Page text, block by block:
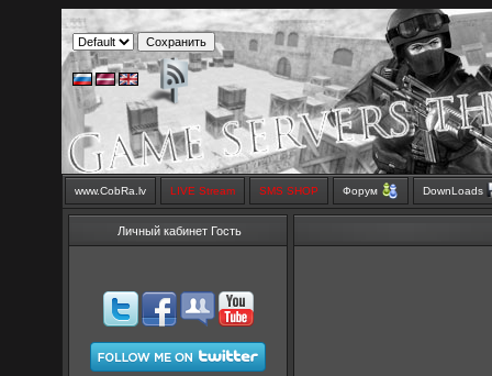
www.CobRa.lv LIVE Stream SMS SHOP Форум DownLoads
Личный кабинет Гость